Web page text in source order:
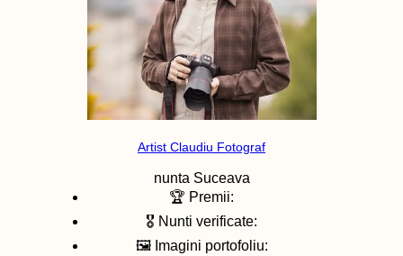
Artist Claudiu Fotograf
nunta Suceava
🏆 Premii:
🎖️ Nunti verificate:
🖼️ Imagini portofoliu: